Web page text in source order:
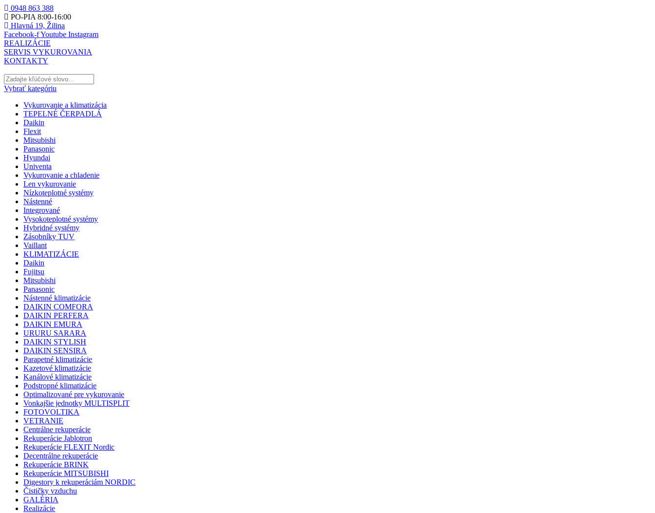
0948 863 388
PO-PIA 8:00-16:00
Hlavná 19, Žilina
Facebook-fYoutube Instagram
REALIZÁCIE
SERVIS VYKUROVANIA
KONTAKTY
Vybrať kategóriu
Vykurovanie a klimatizácia
TEPELNÉ ČERPADLÁ
Daikin
Flexit
Mitsubishi
Panasonic
Hyundai
Univenta
Vykurovanie a chladenie
Len vykurovanie
Nízkoteplotné systémy
Nástenné
Integrované
Vysokoteplotné systémy
Hybridné systémy
Zásobníky TUV
Vaillant
KLIMATIZÁCIE
Daikin
Fujitsu
Mitsubishi
Panasonic
Nástenné klimatizácie
DAIKIN COMFORA
DAIKIN PERFERA
DAIKIN EMURA
URURU SARARA
DAIKIN STYLISH
DAIKIN SENSIRA
Parapetné klimatizácie
Kazetové klimatizácie
Kanálové klimatizácie
Podstropné klimatizácie
Optimalizované pre vykurovanie
Vonkajšie jednotky MULTISPLIT
FOTOVOLTIKA
VETRANIE
Centrálne rekuperácie
Rekuperácie Jablotron
Rekuperácie FLEXIT Nordic
Decentrálne rekuperácie
Rekuperácie BRINK
Rekuperácie MITSUBISHI
Digestory k rekuperáciám NORDIC
Čističky vzduchu
GALÉRIA
Realizácie